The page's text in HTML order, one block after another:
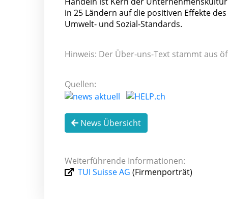
in 25 Ländern auf die positiven Effekte
Umwelt- und Sozial-Standards.
Hinweis: Der Über-uns-Text stammt aus
Quellen:
News Übersicht
Weiterführende Informationen:
TUI Suisse AG (Firmenporträt)